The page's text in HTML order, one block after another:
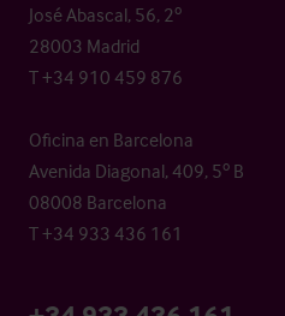
José Abascal, 56, 2º
28003 Madrid
T +34 910 459 876
Oficina en Barcelona
Avenida Diagonal, 409, 5º B
08008 Barcelona
T +34 933 436 161